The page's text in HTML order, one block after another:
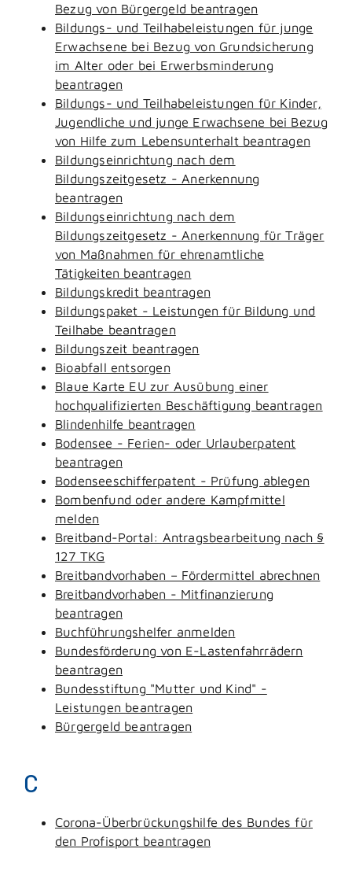
Bezug von Bürgergeld beantragen
Bildungs- und Teilhabeleistungen für junge
Erwachsene bei Bezug von Grundsicherung
im Alter oder bei Erwerbsminderung
beantragen
Bildungs- und Teilhabeleistungen für Kinder,
Jugendliche und junge Erwachsene bei Bezug
von Hilfe zum Lebensunterhalt beantragen
Bildungseinrichtung nach dem
Bildungszeitgesetz - Anerkennung
beantragen
Bildungseinrichtung nach dem
Bildungszeitgesetz - Anerkennung für Träger
von Maßnahmen für ehrenamtliche
Tätigkeiten beantragen
Bildungskredit beantragen
Bildungspaket - Leistungen für Bildung und
Teilhabe beantragen
Bildungszeit beantragen
Bioabfall entsorgen
Blaue Karte EU zur Ausübung einer
hochqualifizierten Beschäftigung beantragen
Blindenhilfe beantragen
Bodensee - Ferien- oder Urlauberpatent
beantragen
Bodenseeschifferpatent - Prüfung ablegen
Bombenfund oder andere Kampfmittel
melden
Breitband-Portal: Antragsbearbeitung nach §
127 TKG
Breitbandvorhaben – Fördermittel abrechnen
Breitbandvorhaben - Mitfinanzierung
beantragen
Buchführungshelfer anmelden
Bundesförderung von E-Lastenfahrrädern
beantragen
Bundesstiftung "Mutter und Kind" -
Leistungen beantragen
Bürgergeld beantragen
C
Corona-Überbrückungshilfe des Bundes für
den Profisport beantragen